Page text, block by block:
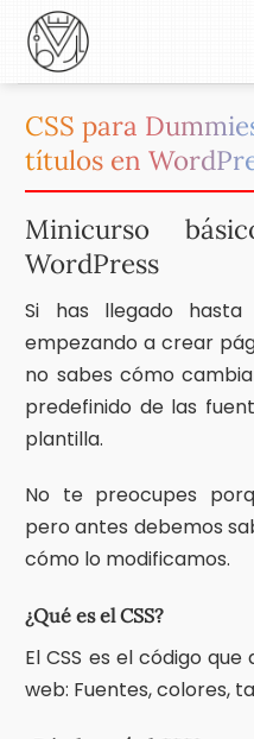
Saltar
contenido
CSS para
títulos en
Minicurso
WordPress
Si has llegado
empezando a crear
no sabes cómo
predefinido de las
plantilla.
No te preocupes
pero antes debemos
cómo lo modificamos.
¿Qué es el CSS?
El CSS es el código
web: Fuentes, colores,